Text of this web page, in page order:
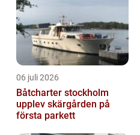
06 juli 2026
Båtcharter stockholm
upplev skärgården på
första parkett